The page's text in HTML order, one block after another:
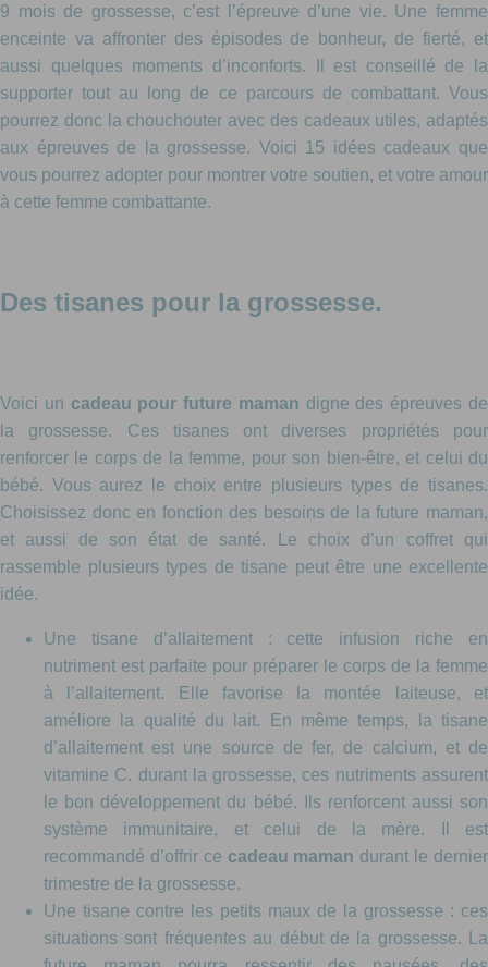
9 mois de grossesse, c’est l’épreuve d’une vie. Une femme
enceinte va affronter des épisodes de bonheur, de fierté, et
aussi quelques moments d’inconforts. Il est conseillé de la
supporter tout au long de ce parcours de combattant. Vous
pourrez donc la chouchouter avec des cadeaux utiles, adaptés
aux épreuves de la grossesse. Voici 15 idées cadeaux que
vous pourrez adopter pour montrer votre soutien, et votre amour
à cette femme combattante.
Des tisanes pour la grossesse.
Voici un cadeau pour future maman digne des épreuves de
la grossesse. Ces tisanes ont diverses propriétés pour
renforcer le corps de la femme, pour son bien-être, et celui du
bébé. Vous aurez le choix entre plusieurs types de tisanes.
Choisissez donc en fonction des besoins de la future maman,
et aussi de son état de santé. Le choix d’un coffret qui
rassemble plusieurs types de tisane peut être une excellente
idée.
Une tisane d’allaitement : cette infusion riche en
nutriment est parfaite pour préparer le corps de la femme
à l’allaitement. Elle favorise la montée laiteuse, et
améliore la qualité du lait. En même temps, la tisane
d’allaitement est une source de fer, de calcium, et de
vitamine C. durant la grossesse, ces nutriments assurent
le bon développement du bébé. Ils renforcent aussi son
système immunitaire, et celui de la mère. Il est
recommandé d’offrir ce cadeau maman durant le dernier
trimestre de la grossesse.
Une tisane contre les petits maux de la grossesse : ces
situations sont fréquentes au début de la grossesse. La